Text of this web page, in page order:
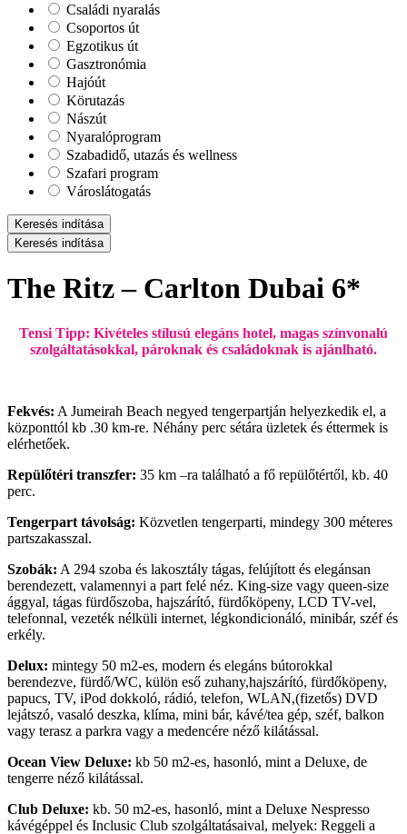
Családi nyaralás
Csoportos út
Egzotikus út
Gasztronómia
Hajóút
Körutazás
Nászút
Nyaralóprogram
Szabadidő, utazás és wellness
Szafari program
Városlátogatás
Keresés indítása
Keresés indítása
The Ritz – Carlton Dubai 6*
Tensi Tipp: Kivételes stílusú elegáns hotel, magas színvonalú
szolgáltatásokkal, pároknak és családoknak is ajánlható.
Fekvés: A Jumeirah Beach negyed tengerpartján helyezkedik el, a
központtól kb .30 km-re. Néhány perc sétára üzletek és éttermek is
elérhetőek.
Repülőtéri transzfer: 35 km –ra található a fő repülőtértől, kb. 40
perc.
Tengerpart távolság: Közvetlen tengerparti, mindegy 300 méteres
partszakasszal.
Szobák: A 294 szoba és lakosztály tágas, felújított és elegánsan
berendezett, valamennyi a part felé néz. King-size vagy queen-size
ággyal, tágas fürdőszoba, hajszárító, fürdőköpeny, LCD TV-vel,
telefonnal, vezeték nélküli internet, légkondicionáló, minibár, széf és
erkély.
Delux: mintegy 50 m2-es, modern és elegáns bútorokkal
berendezve, fürdő/WC, külön eső zuhany,hajszárító, fürdőköpeny,
papucs, TV, iPod dokkoló, rádió, telefon, WLAN,(fizetős) DVD
lejátszó, vasaló deszka, klíma, mini bár, kávé/tea gép, széf, balkon
vagy terasz a parkra vagy a medencére néző kilátással.
Ocean View Deluxe: kb 50 m2-es, hasonló, mint a Deluxe, de
tengerre néző kilátással.
Club Deluxe: kb. 50 m2-es, hasonló, mint a Deluxe Nespresso
kávégéppel és Inclusic Club szolgáltatásaival, melyek: Reggeli a